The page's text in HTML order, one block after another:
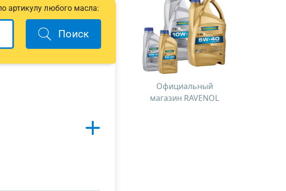
артикулу любого масла:
Поиск
Официальный
магазин RAVENOL